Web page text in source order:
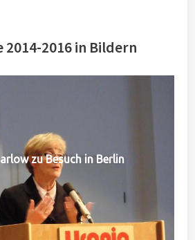
2014-2016 in Bildern
zu Besuch in Berlin